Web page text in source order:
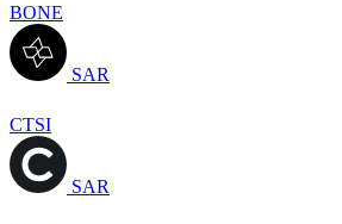
BONE
SAR
CTSI
SAR